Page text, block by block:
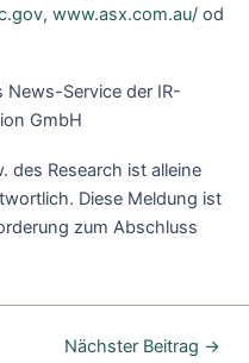
, www.asx.com.au/ od
News-Service der IR-
GmbH
des Research ist alleine
Diese Meldung ist
zum Abschluss
Nächster Beitrag →